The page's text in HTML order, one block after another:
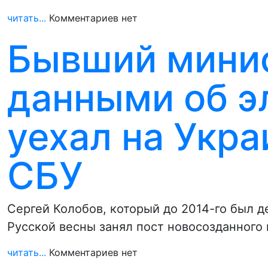
читать... Комментариев нет
Бывший
данными об
уехал на
СБУ
Сергей Колобов, который до 2014-го был
Русской весны занял пост
читать... Комментариев нет